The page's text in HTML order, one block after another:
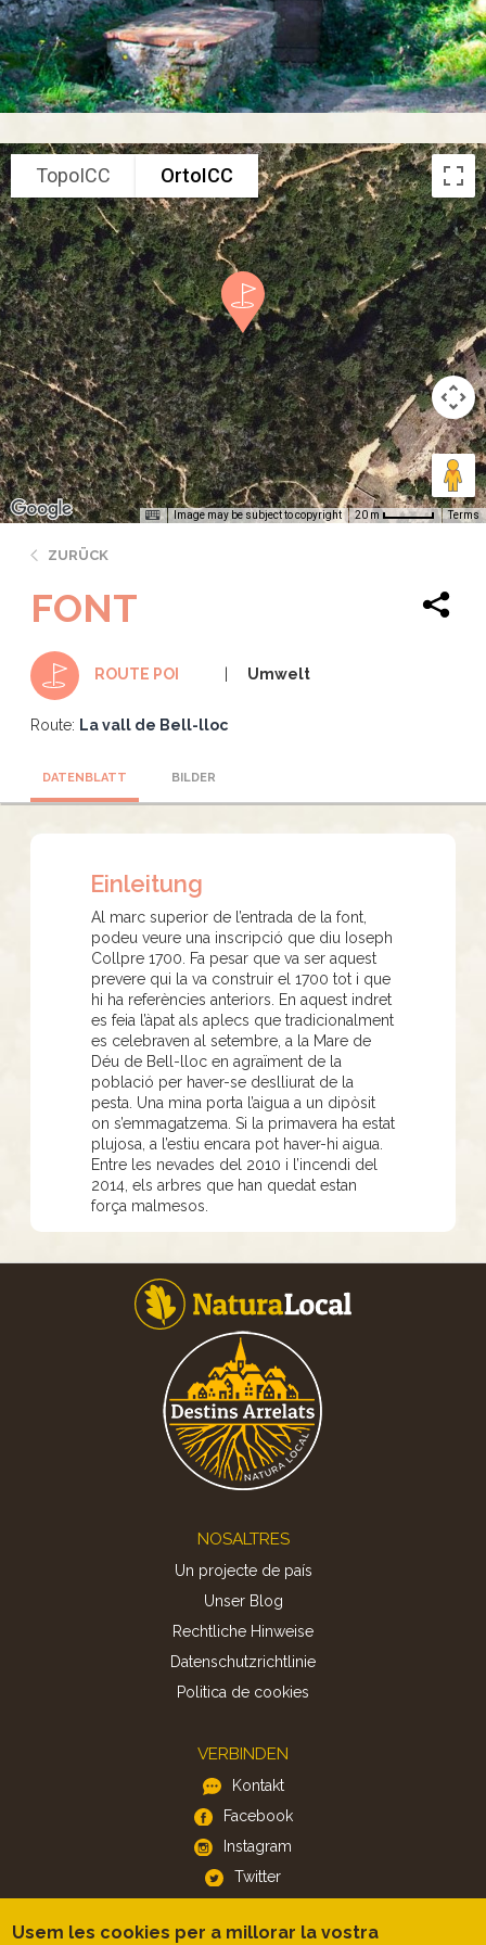
TopoICC OrtoICC
Image may be subject to copyright 20 m Terms
ZURÜCK
FONT
ROUTE POI Umwelt
Route: La vall de Bell-lloc
DATENBLATT BILDER
Einleitung
Al marc superior de l’entrada de la font,
podeu veure una inscripció que diu Ioseph
Collpre 1700. Fa pesar que va ser aquest
prevere qui la va construir el 1700 tot i que
hi ha referències anteriors. En aquest indret
es feia l’àpat als aplecs que tradicionalment
es celebraven al setembre, a la Mare de
Déu de Bell-lloc en agraïment de la
població per haver-se deslliurat de la
pesta. Una mina porta l’aigua a un dipòsit
on s’emmagatzema. Si la primavera ha estat
plujosa, a l’estiu encara pot haver-hi aigua.
Entre les nevades del 2010 i l’incendi del
2014, els arbres que han quedat estan
força malmesos.
NOSALTRES
Un projecte de país
Unser Blog
Rechtliche Hinweise
Datenschutzrichtlinie
Politica de cookies
VERBINDEN
Kontakt
Facebook
Instagram
Twitter
APP
Usem les cookies per a millorar la vostra